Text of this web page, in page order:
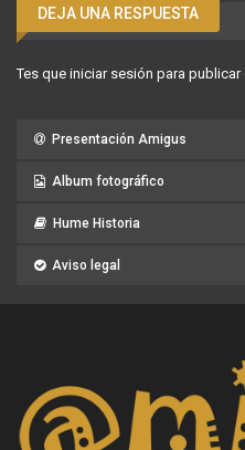
DEJA UNA RESPUESTA
Tes que iniciar sesión para publicar
Presentación Amigus
Album fotográfico
Hume Historia
Aviso legal